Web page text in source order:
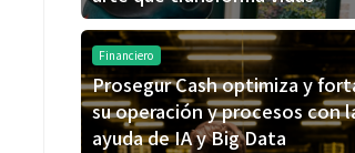
Financiero
Prosegur Cash optimiza y
su operación y procesos con
ayuda de IA y Big Data